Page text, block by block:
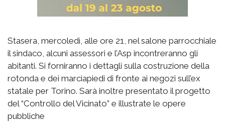
Stasera, mercoledì, alle ore 21, nel salone parrocchiale
il sindaco, alcuni assessori e l’Asp incontreranno gli
abitanti. Si forniranno i dettagli sulla costruzione della
rotonda e dei marciapiedi di fronte ai negozi sull’ex
statale per Torino. Sarà inoltre presentato il progetto
del “Controllo del Vicinato” e illustrate le opere
pubbliche